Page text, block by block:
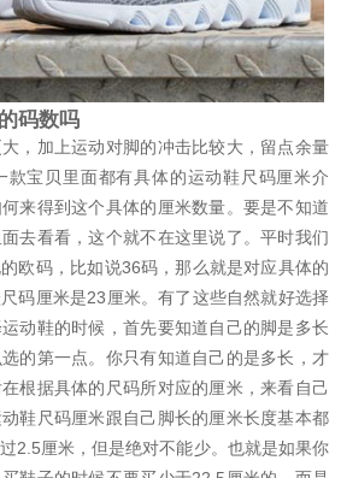
码数吗
，加上运动对脚的冲击比较大，留点余量
款宝贝里面都有具体的运动鞋尺码厘米介
来得到这个具体的厘米数量。要是不知道
去看看，这个就不在这里说了。平时我们
欧码，比如说36码，那么就是对应具体的
码厘米是23厘米。有了这些自然就好选择
动鞋的时候，首先要知道自己的脚是多长
的第一点。你只有知道自己的是多长，才
根据具体的尺码所对应的厘米，来看自己
鞋尺码厘米跟自己脚长的厘米长度基本都
2.5厘米，但是绝对不能少。也就是如果你